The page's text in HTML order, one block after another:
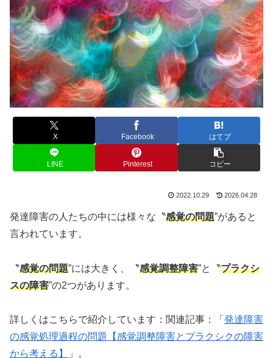
X Facebook はてブ
LINE Pinterest コピー
2022.10.29 2026.04.28
発達障害の人たちの中には様々な〝感覚の問題”があると
言われています。
〝感覚の問題”には大きく、〝感覚調整障害”と〝プラクシ
スの障害”の2つがあります。
詳しくはこちらで紹介しています：関連記事：「 発達障害
の感覚処理過程の問題【感覚調整障害とプラクシクの障害
から考える】
」。